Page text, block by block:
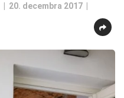
20. decembra 2017